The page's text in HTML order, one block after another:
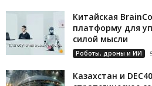
Китайская
платформу для
силой мысли
Роботы, дроны и ИИ
Казахстан и